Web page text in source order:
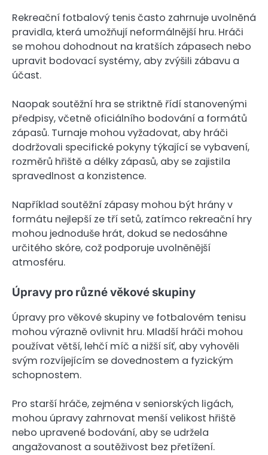
Rekreační fotbalový tenis často zahrnuje uvolněná
pravidla, která umožňují neformálnější hru. Hráči
se mohou dohodnout na kratších zápasech nebo
upravit bodovací systémy, aby zvýšili zábavu a
účast.
Naopak soutěžní hra se striktně řídí stanovenými
předpisy, včetně oficiálního bodování a formátů
zápasů. Turnaje mohou vyžadovat, aby hráči
dodržovali specifické pokyny týkající se vybavení,
rozměrů hřiště a délky zápasů, aby se zajistila
spravedlnost a konzistence.
Například soutěžní zápasy mohou být hrány v
formátu nejlepší ze tří setů, zatímco rekreační hry
mohou jednoduše hrát, dokud se nedosáhne
určitého skóre, což podporuje uvolněnější
atmosféru.
Úpravy pro různé věkové skupiny
Úpravy pro věkové skupiny ve fotbalovém tenisu
mohou výrazně ovlivnit hru. Mladší hráči mohou
používat větší, lehčí míč a nižší síť, aby vyhověli
svým rozvíjejícím se dovednostem a fyzickým
schopnostem.
Pro starší hráče, zejména v seniorských ligách,
mohou úpravy zahrnovat menší velikost hřiště
nebo upravené bodování, aby se udržela
angažovanost a soutěživost bez přetížení.